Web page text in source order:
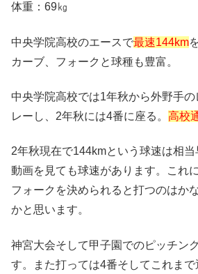
体重：69㎏
中央学院高校のエースで最速144km
カーブ、フォークと球種も豊富。
中央学院高校では1年秋から外野手
レーし、2年秋には4番に座る。 高校
2年秋現在で144kmという球速は相当
動画を見ても球速があります。これ
フォークを決められると打つのはか
かと思います。
神宮大会そして甲子園でのピッチン
す。また打っては4番そしてこれま